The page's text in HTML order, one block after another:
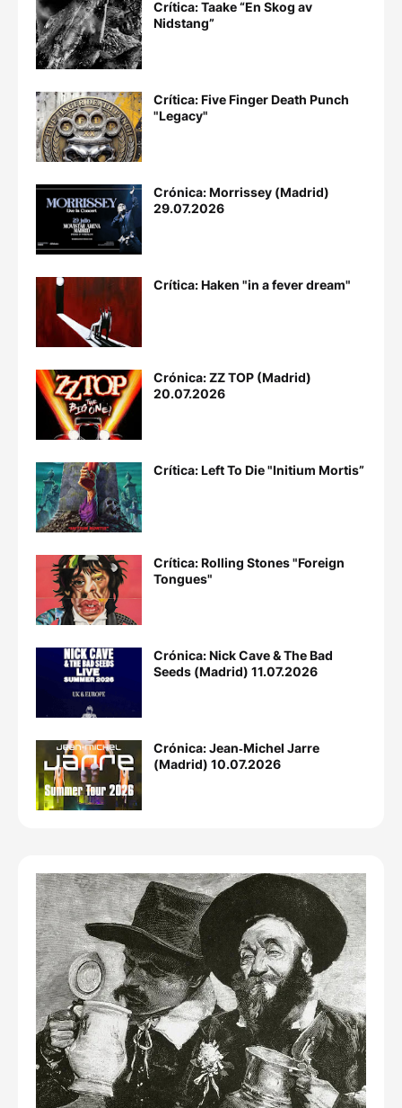
Crítica: Taake “En Skog av
Nidstang”
Crítica: Five Finger Death Punch
"Legacy"
Crónica: Morrissey (Madrid)
29.07.2026
Crítica: Haken "in a fever dream"
Crónica: ZZ TOP (Madrid)
20.07.2026
Crítica: Left To Die "Initium Mortis”
Crítica: Rolling Stones "Foreign
Tongues"
Crónica: Nick Cave & The Bad
Seeds (Madrid) 11.07.2026
Crónica: Jean‐Michel Jarre
(Madrid) 10.07.2026